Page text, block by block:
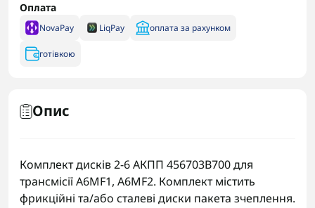
Оплата
NovaPay LiqPay оплата за рахунком
готівкою
Опис
Комплект дисків 2-6 АКПП 456703B700 для
трансмісії A6MF1, A6MF2. Комплект містить
фрикційні та/або сталеві диски пакета зчеплення.